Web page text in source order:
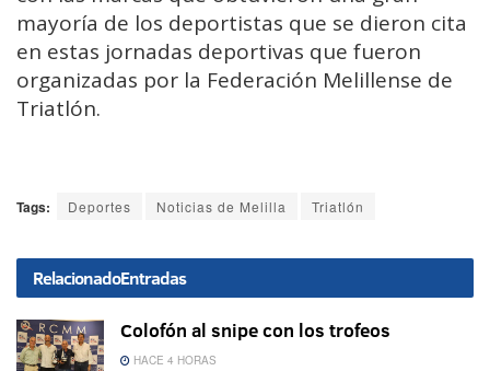
mayoría de los deportistas que se dieron cita
en estas jornadas deportivas que fueron
organizadas por la Federación Melillense de
Triatlón.
Tags: Deportes Noticias de Melilla Triatlón
RelacionadoEntradas
Colofón al snipe con los trofeos
HACE 4 HORAS